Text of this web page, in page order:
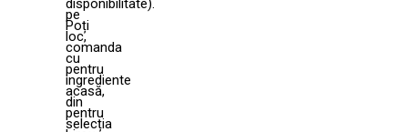
pe
loc,
cu
ingrediente
din
selecția
disponibilitate).
Poți
comanda
pentru
acasă,
pentru